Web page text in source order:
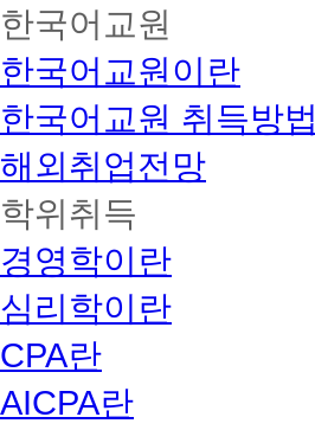
한국어교원
한국어교원이란
한국어교원 취득방법
해외취업전망
학위취득
경영학이란
심리학이란
CPA란
AICPA란